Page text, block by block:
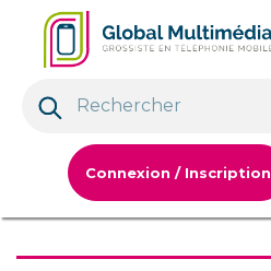
Connexion / Inscription